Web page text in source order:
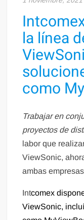
la línea
como
Trabajar en
proyectos de
labor que
ViewSonic,
ambas
Intcomex
ViewSonic,